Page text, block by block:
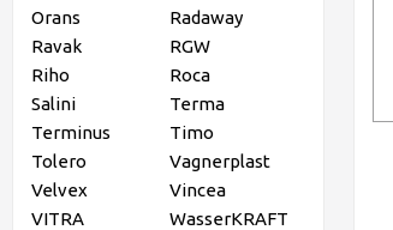
Orans
Radaway
Ravak
RGW
Riho
Roca
Salini
Terma
Terminus
Timo
Tolero
Vagnerplast
Velvex
Vincea
VITRA
WasserKRAFT